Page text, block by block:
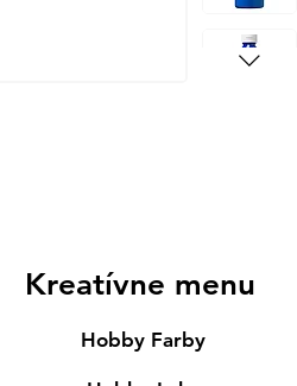
Kreatívne menu
Hobby Farby